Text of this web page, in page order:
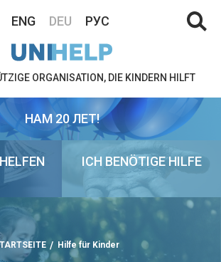
ENG DEU РУС
ORGANISATION, DIE KINDERN HILFT
НАМ 20 ЛЕТ!
ICH BENÖTIGE HILFE
Hilfe für Kinder